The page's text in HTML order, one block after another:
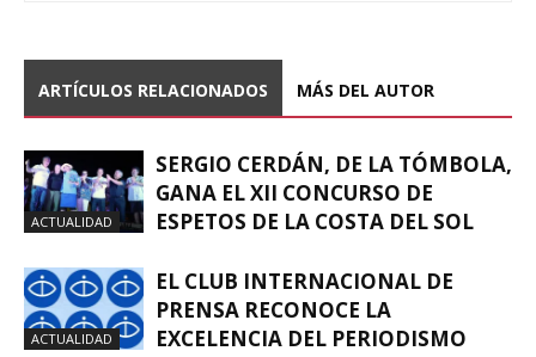
ARTÍCULOS RELACIONADOS MÁS DEL AUTOR
ACTUALIDAD
SERGIO CERDÁN, DE LA TÓMBOLA,
GANA EL XII CONCURSO DE
ESPETOS DE LA COSTA DEL SOL
ACTUALIDAD
EL CLUB INTERNACIONAL DE
PRENSA RECONOCE LA
EXCELENCIA DEL PERIODISMO